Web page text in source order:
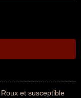
et susceptible